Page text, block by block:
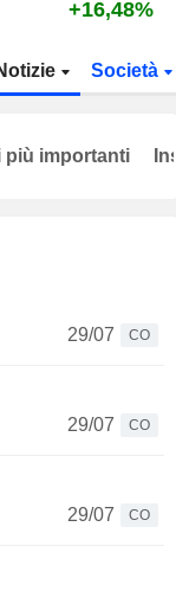
+16,48%
Società
29/07
CO
29/07
CO
29/07
CO
più importanti